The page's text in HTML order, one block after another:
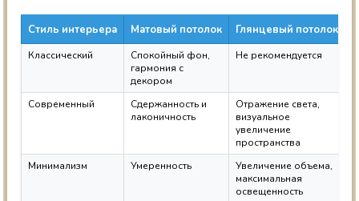
Стиль интерьера Матовый потолок Глянцевый потолок
Классический
Спокойный фон,
гармония с
декором
Не рекомендуется
Современный
Сдержанность и
лаконичность
Отражение света,
визуальное
увеличение
пространства
Минимализм
Умеренность
Увеличение объема,
максимальная
освещенность